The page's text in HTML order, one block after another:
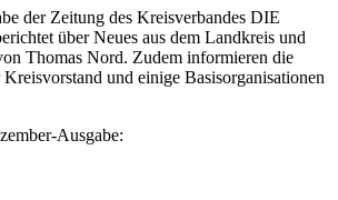
der Zeitung des Kreisverbandes DIE
über Neues aus dem Landkreis und
Thomas Nord. Zudem informieren die
und einige Basisorganisationen
Ausgabe: